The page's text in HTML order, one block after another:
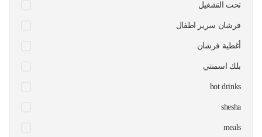
تحت التشغيل
فرشان سرير اطفال
أغطية فرشان
بلك اسمنتي
hot drinks
shesha
meals